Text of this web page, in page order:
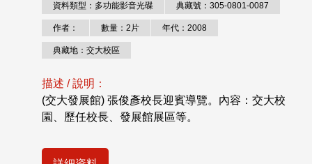
資料類型：多功能影音光碟 典藏號：305-0801-0087
作者： 數量：2片 年代：2008
典藏地：交大校區
描述 / 說明：
(交大發展館) 張俊彥校長迎賓導覽。內容：交大校
園、歷任校長、發展館展區等。